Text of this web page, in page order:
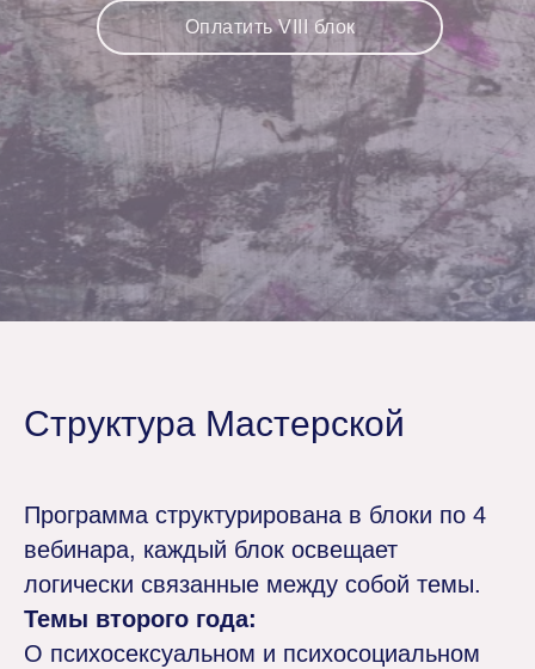
Оплатить VIII блок
Структура Мастерской
Программа структурирована в блоки по 4
вебинара, каждый блок освещает
логически связанные между собой темы.
Темы второго года:
О психосексуальном и психосоциальном